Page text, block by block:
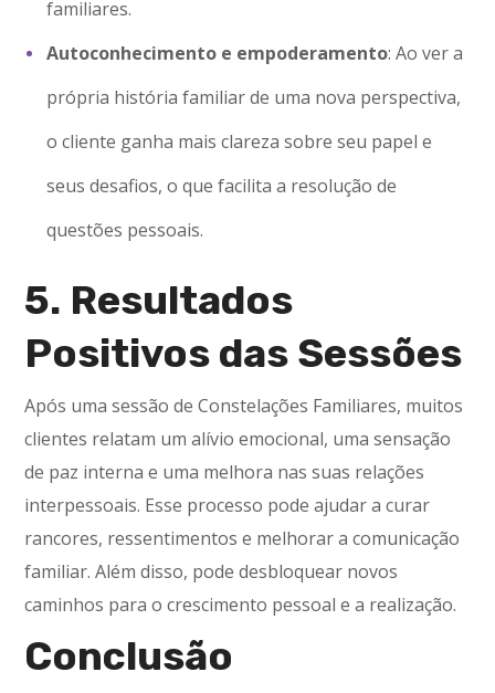
familiares.
Autoconhecimento e empoderamento: Ao ver a
própria história familiar de uma nova perspectiva,
o cliente ganha mais clareza sobre seu papel e
seus desafios, o que facilita a resolução de
questões pessoais.
5. Resultados
Positivos das Sessões
Após uma sessão de Constelações Familiares, muitos
clientes relatam um alívio emocional, uma sensação
de paz interna e uma melhora nas suas relações
interpessoais. Esse processo pode ajudar a curar
rancores, ressentimentos e melhorar a comunicação
familiar. Além disso, pode desbloquear novos
caminhos para o crescimento pessoal e a realização.
Conclusão